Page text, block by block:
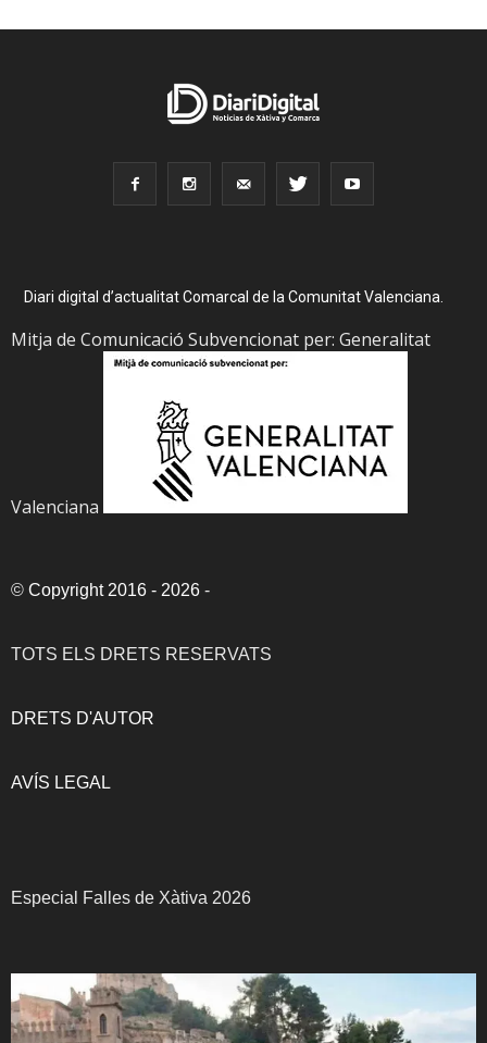
Diari digital d’actualitat Comarcal de la Comunitat Valenciana.
Mitja de Comunicació Subvencionat per: Generalitat
Valenciana
© Copyright 2016 - 2026 -
TOTS ELS DRETS RESERVATS
DRETS D'AUTOR
AVÍS LEGAL
Especial Falles de Xàtiva 2026